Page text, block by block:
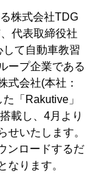
株式会社TDG
代表取締役社
て自動車教習
ープ企業である
式会社(本社：
「Rakutive」
載し、4月より
せいたします。
ンロードするだ
なります。